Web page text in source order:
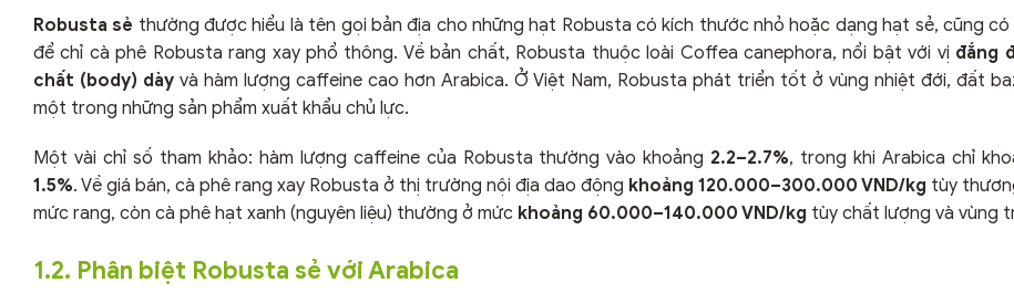
Robusta sẻ thường được hiểu là tên gọi bản địa cho những hạt Robusta có kích thước nhỏ hoặc dạng hạt sẻ, cũng có
để chỉ cà phê Robusta rang xay phổ thông. Về bản chất, Robusta thuộc loài Coffea canephora, nổi bật với vị đắng
chất (body) dày và hàm lượng caffeine cao hơn Arabica. Ở Việt Nam, Robusta phát triển tốt ở vùng nhiệt đới, đất
một trong những sản phẩm xuất khẩu chủ lực.
Một vài chỉ số tham khảo: hàm lượng caffeine của Robusta thường vào khoảng 2.2–2.7%, trong khi Arabica chỉ
1.5%. Về giá bán, cà phê rang xay Robusta ở thị trường nội địa dao động khoảng 120.000–300.000 VND/kg tùy
mức rang, còn cà phê hạt xanh (nguyên liệu) thường ở mức khoảng 60.000–140.000 VND/kg tùy chất lượng và vùng
1.2. Phân biệt Robusta sẻ với Arabica